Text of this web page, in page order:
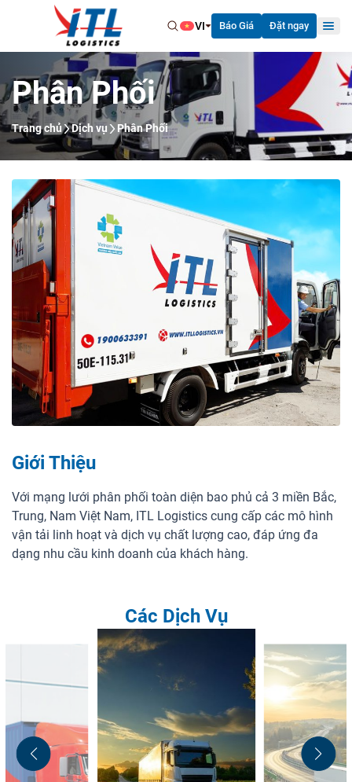
VI Báo Giá Đặt ngay
Trang chủ
Dịch Vụ
Tin Tức
Cơ Hội Nghề Nghiệp
HỖ TRỢ:contact@itllogistics.vn
Phân Phối
Trang chủ Dịch vụ Phân Phối
Giới Thiệu
Với mạng lưới phân phối toàn diện bao phủ cả 3 miền Bắc,
Trung, Nam Việt Nam, ITL Logistics cung cấp các mô hình
vận tải linh hoạt và dịch vụ chất lượng cao, đáp ứng đa
dạng nhu cầu kinh doanh của khách hàng.
Các Dịch Vụ